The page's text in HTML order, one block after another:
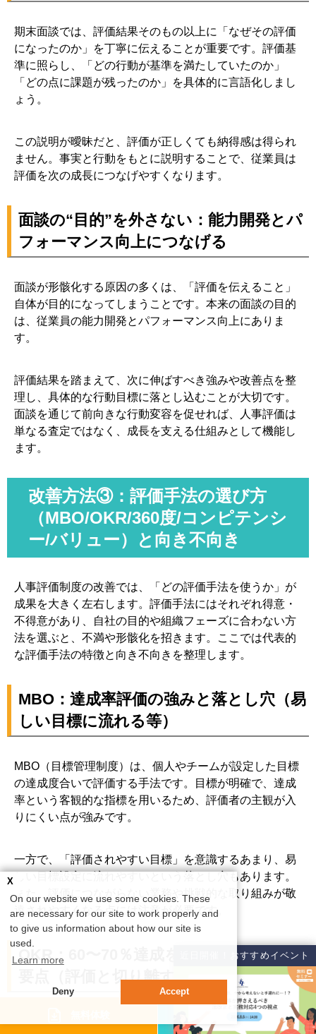
期末面談では、評価結果そのもの以上に「なぜその評価
になったのか」を丁寧に伝えることが重要です。評価基
準に照らし、「どの行動が基準を満たしていたのか」
「どの点に課題が残ったのか」を具体的に言語化しまし
ょう。
この説明が曖昧だと、評価が正しくても納得感は得られ
ません。事実と行動をもとに説明することで、従業員は
評価を次の成長につなげやすくなります。
面談の“目的”を外さない：能力開発とパ
フォーマンス向上につなげる
面談が形骸化する原因の多くは、「評価を伝えること」
自体が目的になってしまうことです。本来の面談の目的
は、従業員の能力開発とパフォーマンス向上にありま
す。
評価結果を踏まえて、次に伸ばすべき強みや改善点を整
理し、具体的な行動目標に落とし込むことが大切です。
面談を通じて前向きな行動変容を促せれば、人事評価は
単なる査定ではなく、成長を支える仕組みとして機能し
ます。
改善方法③：評価手法の選び方
（MBO/OKR/360度/コンピテンシ
ー/バリュー）と向き不向き
人事評価制度の改善では、「どの評価手法を使うか」が
成果を大きく左右します。評価手法にはそれぞれ得意・
不得意があり、自社の目的や組織フェーズに合わない方
法を選ぶと、不満や形骸化を招きます。ここでは代表的
な評価手法の特徴と向き不向きを整理します。
MBO：達成率評価の強みと落とし穴（易
しい目標に流れる等）
MBO（目標管理制度）は、個人やチームが設定した目標
の達成度合いで評価する手法です。目標が明確で、達成
率という客観的な指標を用いるため、評価者の主観が入
りにくい点が強みです。
一方で、「評価されやすい目標」を意識するあまり、易
しい目標設定に流れやすいという落とし穴もあります。
また、評価につながらない業務や挑戦的な取り組みが敬
遠されやすくなる点には注意が必要です。
OKR：60〜70％達成を前提にした運用の
要点（評価と切り離す設計）
OKRは、高い目標（Objectives）と、その達成度を測る
資料請求
近日開催！おすすめイベント
On our website we use some cookies. These
are necessary for our site to work properly and
to give us information about how our site is
used.
Learn more
X
Deny Accept